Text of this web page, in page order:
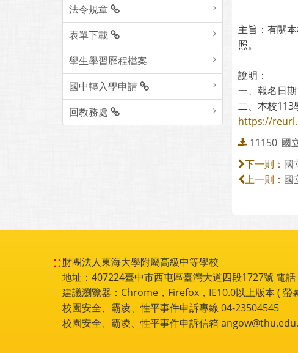
法令規章
表單下載
學生學習歷程檔案
國中轉入學申請
回教務處
主旨：有關
照。
說明：
一、報名日
二、本校113
https://
11150_國
下一則： 國
上一則： 國
:::財團法人東海大學附屬高級中等學校
地址：407224臺中市西屯區臺灣大道四段1727號 電
建議瀏覽器：Chrome，Firefox，IE10.0以上版本 ( 螢
校園安全、霸凌、性平事件申訴專線 04-23504545
校園安全、霸凌、性平事件申訴信箱